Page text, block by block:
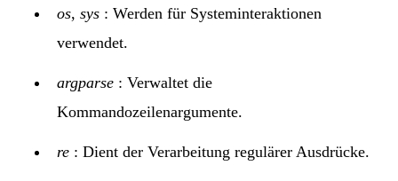
os, sys : Werden für Systeminteraktionen
verwendet.
argparse : Verwaltet die
Kommandozeilenargumente.
re : Dient der Verarbeitung regulärer Ausdrücke.